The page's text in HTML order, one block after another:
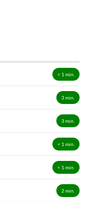
< 1 min.
3min.
3min.
< 1 min.
< 1 min.
2 min.